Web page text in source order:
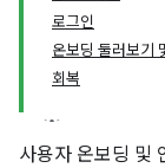
로그인
온보딩 둘러보기
회복
사용자 온보딩 및